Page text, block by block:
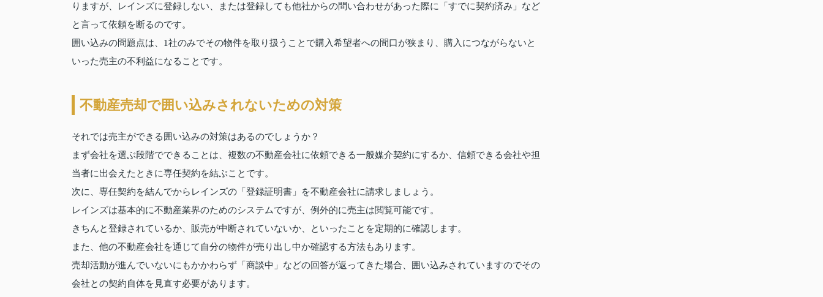
りますが、レインズに登録しない、または登録しても他社からの問い合わせがあった際に「すでに契約済み」など
と言って依頼を断るのです。
囲い込みの問題点は、1社のみでその物件を取り扱うことで購入希望者への間口が狭まり、購入につながらないと
いった売主の不利益になることです。
不動産売却で囲い込みされないための対策
それでは売主ができる囲い込みの対策はあるのでしょうか？
まず会社を選ぶ段階でできることは、複数の不動産会社に依頼できる一般媒介契約にするか、信頼できる会社や担
当者に出会えたときに専任契約を結ぶことです。
次に、専任契約を結んでからレインズの「登録証明書」を不動産会社に請求しましょう。
レインズは基本的に不動産業界のためのシステムですが、例外的に売主は閲覧可能です。
きちんと登録されているか、販売が中断されていないか、といったことを定期的に確認します。
また、他の不動産会社を通じて自分の物件が売り出し中か確認する方法もあります。
売却活動が進んでいないにもかかわらず「商談中」などの回答が返ってきた場合、囲い込みされていますのでその
会社との契約自体を見直す必要があります。